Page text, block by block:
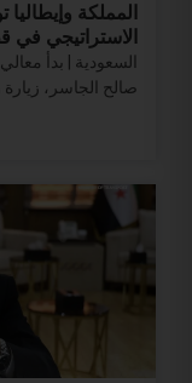
المملكة
الاستراتيجي
السعودية | بدأ
صالح الجاسر، زيارة